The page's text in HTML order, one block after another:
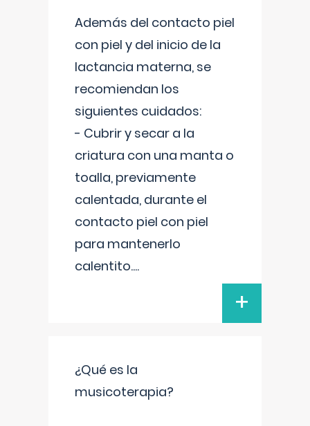
Además del contacto piel
con piel y del inicio de la
lactancia materna, se
recomiendan los
siguientes cuidados:
- Cubrir y secar a la
criatura con una manta o
toalla, previamente
calentada, durante el
contacto piel con piel
para mantenerlo
calentito....
+
¿Qué es la
musicoterapia?